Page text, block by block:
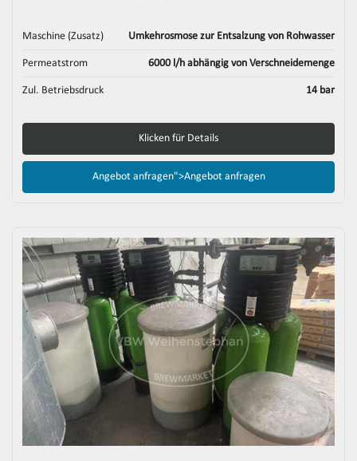
Maschine (Zusatz) Umkehrosmose zur Entsalzung von Rohwasser
Permeatstrom 6000 l/h abhängig von Verschneidemenge
Zul. Betriebsdruck 14 bar
Klicken für Details
Angebot anfragen">Angebot anfragen